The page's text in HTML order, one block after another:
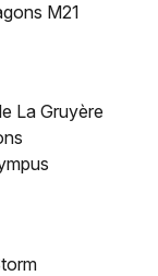
M21
La Gruyère